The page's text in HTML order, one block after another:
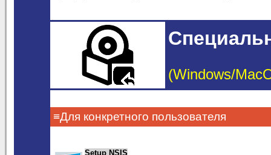
(Windows/
≡Для конкретного пользователя
Setup NSIS